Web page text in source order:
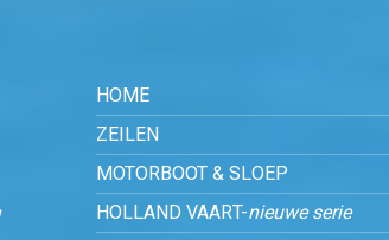
HOME
ZEILEN
MOTORBOOT & SLOEP
HOLLAND VAART-nieuwe serie